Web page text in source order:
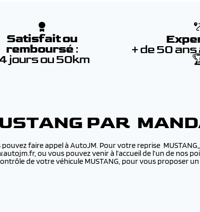
Satisfait ou
remboursé :
jours ou 50km
+ de 50
PAR
faire appel à AutoJM. Pour votre reprise
ou vous pouvez venir à l’accueil de l’un de
de votre véhicule MUSTANG, pour vous proposer